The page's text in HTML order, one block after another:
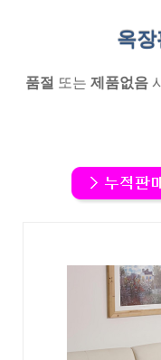
옥장
품절 또는 제품없음